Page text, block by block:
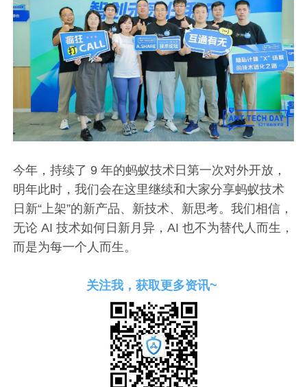
今年，持续了 9 年的蚂蚁技术日第一次对外开放，
明年此时，我们会在这里继续和大家分享蚂蚁技术
日新“上架”的新产品、新技术、新思考。我们相信，
无论 AI 技术如何日新月异，AI 也不为替代人而生，
而是为每一个人而生。
关注我，获取更多资讯~